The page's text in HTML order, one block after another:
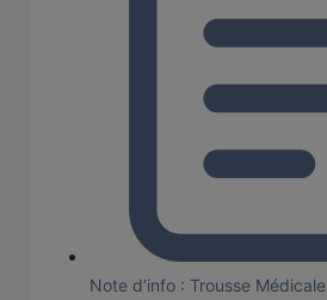
Note d’info : Trousse Médicale